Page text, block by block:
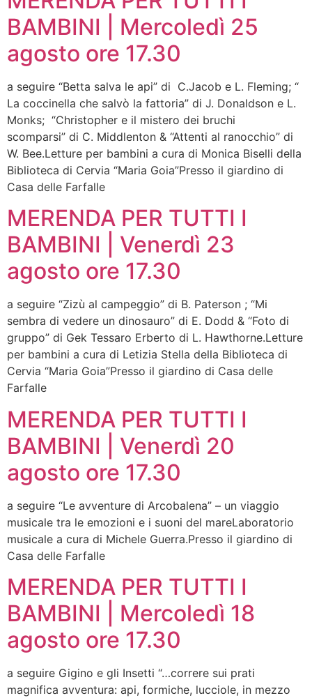
BAMBINI | Mercoledì 25
agosto ore 17.30
a seguire “Betta salva le api” di C.Jacob e L. Fleming; “
La coccinella che salvò la fattoria” di J. Donaldson e L.
Monks; “Christopher e il mistero dei bruchi
scomparsi” di C. Middlenton & “Attenti al ranocchio” di
W. Bee.Letture per bambini a cura di Monica Biselli della
Biblioteca di Cervia “Maria Goia”Presso il giardino di
Casa delle Farfalle
MERENDA PER TUTTI I
BAMBINI | Venerdì 23
agosto ore 17.30
a seguire “Zizù al campeggio” di B. Paterson ; “Mi
sembra di vedere un dinosauro” di E. Dodd & “Foto di
gruppo” di Gek Tessaro Erberto di L. Hawthorne.Letture
per bambini a cura di Letizia Stella della Biblioteca di
Cervia “Maria Goia”Presso il giardino di Casa delle
Farfalle
MERENDA PER TUTTI I
BAMBINI | Venerdì 20
agosto ore 17.30
a seguire “Le avventure di Arcobalena” – un viaggio
musicale tra le emozioni e i suoni del mareLaboratorio
musicale a cura di Michele Guerra.Presso il giardino di
Casa delle Farfalle
MERENDA PER TUTTI I
BAMBINI | Mercoledì 18
agosto ore 17.30
a seguire Gigino e gli Insetti “…correre sui prati
magnifica avventura: api, formiche, lucciole, in mezzo